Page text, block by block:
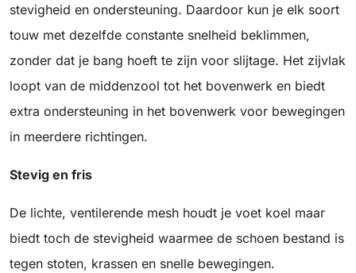
stevigheid en ondersteuning. Daardoor kun je elk soort
touw met dezelfde constante snelheid beklimmen,
zonder dat je bang hoeft te zijn voor slijtage. Het zijvlak
loopt van de middenzool tot het bovenwerk en biedt
extra ondersteuning in het bovenwerk voor bewegingen
in meerdere richtingen.
Stevig en fris
De lichte, ventilerende mesh houdt je voet koel maar
biedt toch de stevigheid waarmee de schoen bestand is
tegen stoten, krassen en snelle bewegingen.